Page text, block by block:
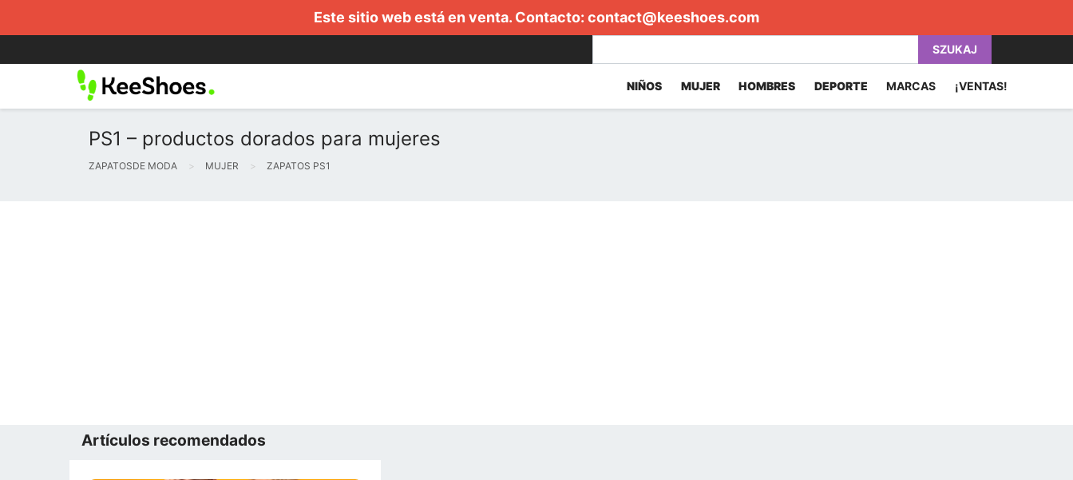
Este sitio web está en venta. Contacto: contact@keeshoes.com
SZUKAJ
NIÑOS MUJER HOMBRES DEPORTE MARCAS ¡VENTAS!
PS1 – productos dorados para mujeres
ZAPATOSDE MODA MUJER ZAPATOS PS1
Artículos recomendados